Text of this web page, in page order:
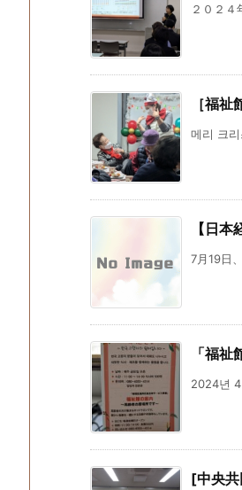
２０２
［福
메리 크
【日
7月19日
「福
2024년 4
[中央